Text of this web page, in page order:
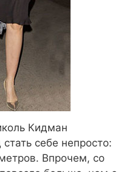
Кидман
себе непросто:
Впрочем, со